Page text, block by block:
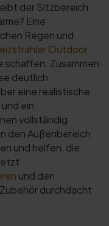
der Sitzbereich
Eine
Regen und
Outdoor
schaffen. Zusammen
deutlich
eine realistische
ein
vollständig
den Außenbereich
und helfen, die
und den
durchdacht